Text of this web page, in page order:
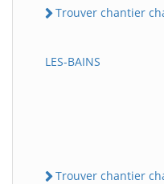
Trouver chantier
LES-BAINS
Trouver chantier